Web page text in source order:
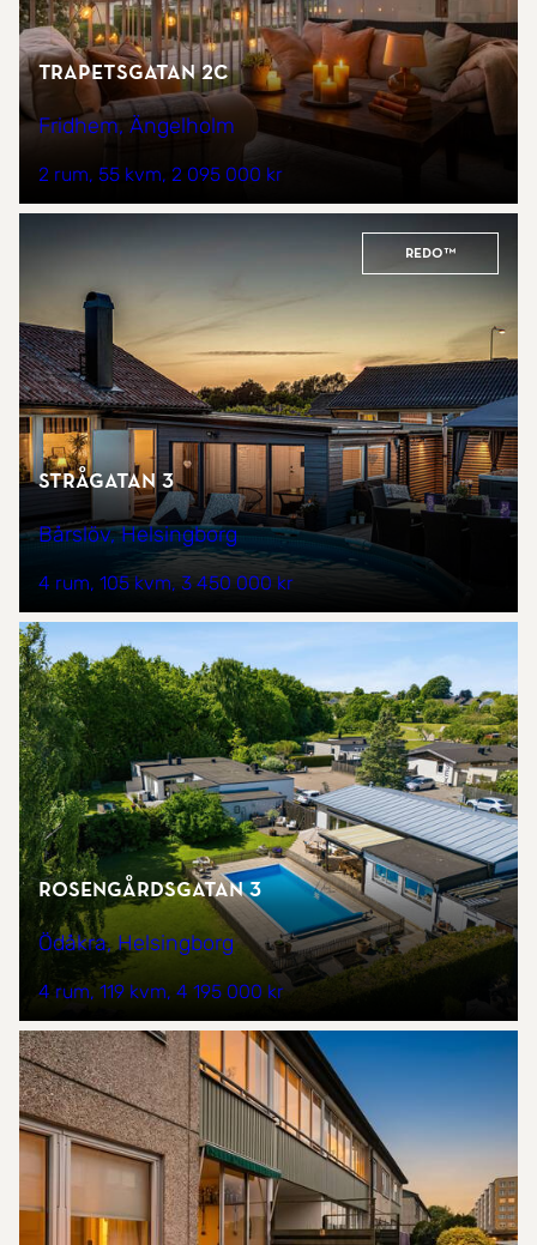
Trapetsgatan 2C
Fridhem, Ängelholm
2 rum 55 kvm 2 095 000 kr
REDO™
Strågatan 3
Bårslöv, Helsingborg
4 rum 105 kvm 3 450 000 kr
Rosengårdsgatan 3
Ödåkra, Helsingborg
4 rum 119 kvm 4 195 000 kr